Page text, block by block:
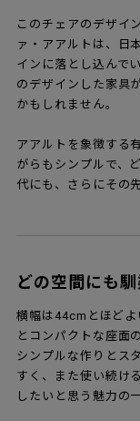
このチェアのデザイ
ァ・アアルトは、日
インに落とし込んで
のデザインした家具
かもしれません。
アアルトを象徴する
がらもシンプルで、
代にも、さらにその
どの空間にも馴
横幅は44cmとほど
とコンパクトな座面
シンプルな作りとス
すく、また使い続け
したいと思う魅力の